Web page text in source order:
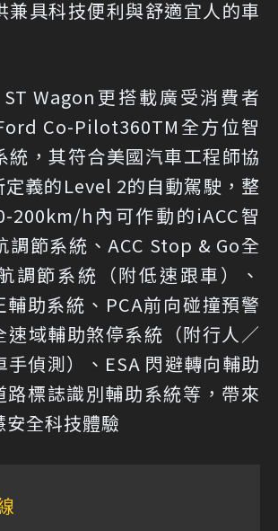
兼具科技便利與舒適宜人的車
Wagon更搭載廣受消費者
Co-Pilot360TM全方位智
統，其符合美國汽車工程師協
定義的Level 2的自動駕駛，整
200km/h內可作動的iACC智
調節系統、ACC Stop & Go全
調節系統（附低速跟車）、
輔助系統、PCA前向碰撞預警
速域輔助煞停系統（附行人／
手偵測）、ESA 閃避轉向輔助
路標誌識別輔助系統等，帶來
全科技體驗